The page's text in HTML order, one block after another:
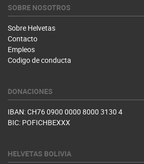
SOBRE NOSOTROS
Sobre Helvetas
Contacto
Empleos
Codigo de conducta
DONACIONES
IBAN: CH76 0900 0000 8000 3130 4
BIC: POFICHBEXXX
HELVETAS BOLIVIA